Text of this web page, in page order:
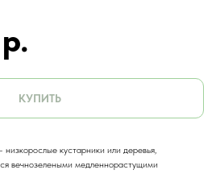
р.
КУПИТЬ
кустарники или деревья,
вечнозелеными медленнорастущими